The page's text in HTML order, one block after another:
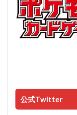
公式Twitter